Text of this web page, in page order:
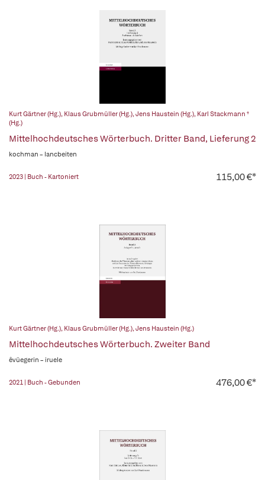
Kurt Gärtner (Hg.), Klaus Grubmüller (Hg.),Jens Haustein (Hg.), Karl Stackmann †
(Hg.)
Mittelhochdeutsches Wörterbuch. Dritter Band, Lieferung 2
kochman – lancbeiten
2023 | Buch - Kartoniert 115,00 €*
Kurt Gärtner (Hg.), Klaus Grubmüller (Hg.),Jens Haustein (Hg.)
Mittelhochdeutsches Wörterbuch. Zweiter Band
êvüegerin – iruele
2021 | Buch - Gebunden 476,00 €*